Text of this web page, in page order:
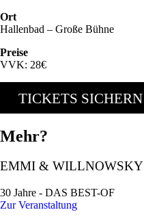
Ort
Hallenbad – Große Bühne
Preise
VVK: 28€
TICKETS SICHERN
Mehr?
EMMI & WILLNOWSKY
30 Jahre - DAS BEST-OF
Zur Veranstaltung